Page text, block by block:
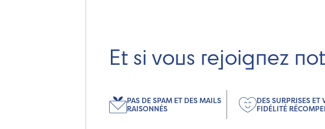
Et si vous rejoignez
PAS DE SPAM ET DES MAILS
RAISONNÉS
DES SURPRISES ET
FIDÉLITÉ